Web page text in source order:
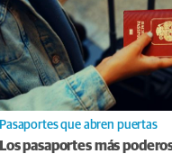
Pasaportes que abren puertas
Los pasaportes más